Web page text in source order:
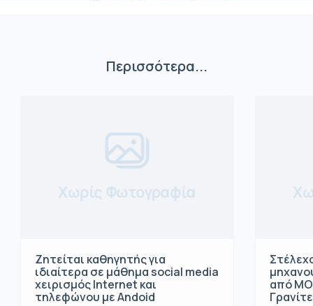
Περισσότερα...
Χωρίς Φωτογραφία
Ζητείται καθηγητής για
ιδιαίτερα σε μάθημα social media
χειρισμός Internet και
τηλεφώνου με Andoid
από